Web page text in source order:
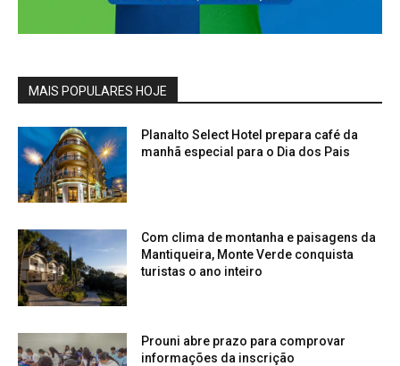
MAIS POPULARES HOJE
Planalto Select Hotel prepara café da
manhã especial para o Dia dos Pais
Com clima de montanha e paisagens da
Mantiqueira, Monte Verde conquista
turistas o ano inteiro
Prouni abre prazo para comprovar
informações da inscrição